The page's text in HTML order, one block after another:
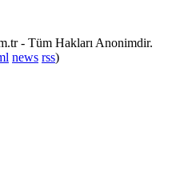
- Tüm Hakları Anonimdir.
news rss)